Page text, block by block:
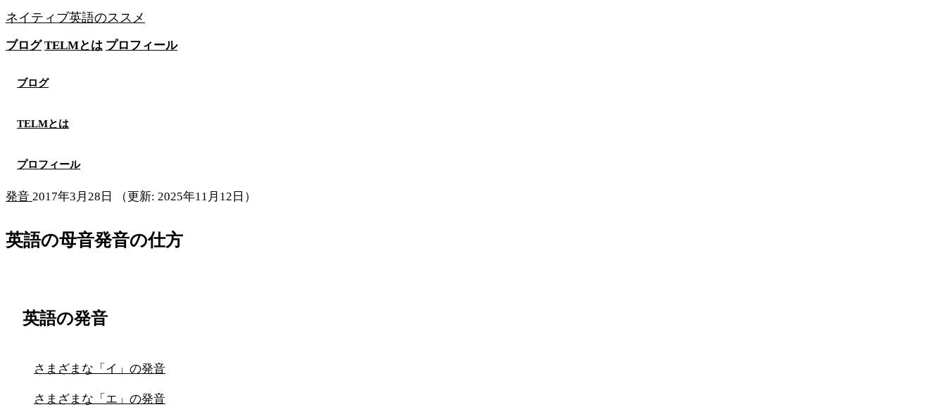
ネイティブ英語のススメ
ブログ TELMとは プロフィール
ブログ
TELMとは
プロフィール
発音 2017年3月28日 （更新: 2025年11月12日）
英語の母音発音の仕方
英語の発音
さまざまな「イ」の発音
さまざまな「エ」の発音